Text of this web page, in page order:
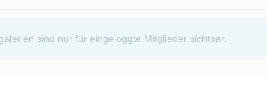
sind nur für eingeloggte Mitglieder sichtbar.